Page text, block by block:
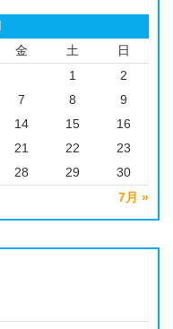
金 土 日
7月 »
1
2
7 8
9
14 15
16
21 22
23
28 29 30